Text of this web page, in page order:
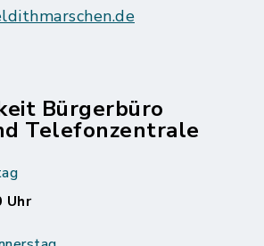
Bürgerbüro
Telefonzentrale
Uhr